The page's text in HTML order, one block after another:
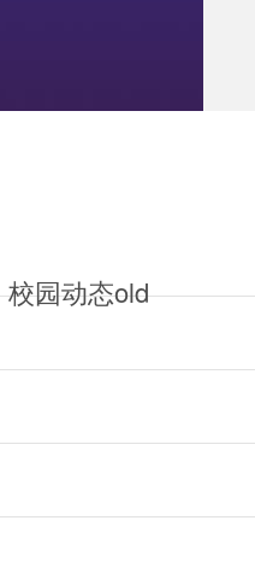
校园动态old